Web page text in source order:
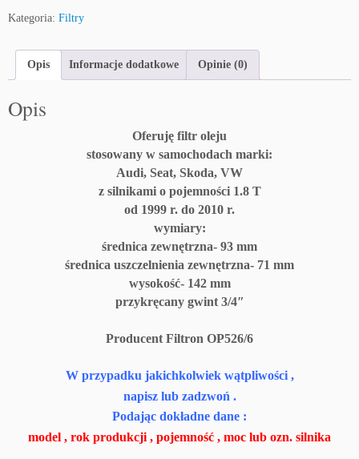
l
o
e
Kategoria: Filtry
Opis Informacje dodatkowe Opinie (0)
Opis
Oferuję filtr oleju
stosowany w samochodach marki:
Audi, Seat, Skoda, VW
z silnikami o pojemności 1.8 T
od 1999 r. do 2010 r.
wymiary:
średnica zewnętrzna- 93 mm
średnica uszczelnienia zewnętrzna- 71 mm
wysokość- 142 mm
przykręcany gwint 3/4″
Producent Filtron OP526/6
W przypadku jakichkolwiek wątpliwości ,
napisz lub zadzwoń .
Podając dokładne dane :
model , rok produkcji , pojemność , moc lub ozn. silnika